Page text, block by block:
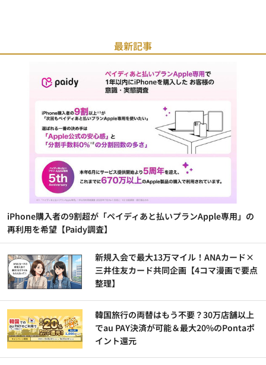
最新記事
iPhone購入者の9割超が「ペイディあと払いプランApple専用」の
再利用を希望【Paidy調査】
新規入会で最大13万マイル！ANAカード×
三井住友カード共同企画【4コマ漫画で要点
整理】
韓国旅行の両替はもう不要？30万店舗以上
でau PAY決済が可能＆最大20%のPontaポ
イント還元